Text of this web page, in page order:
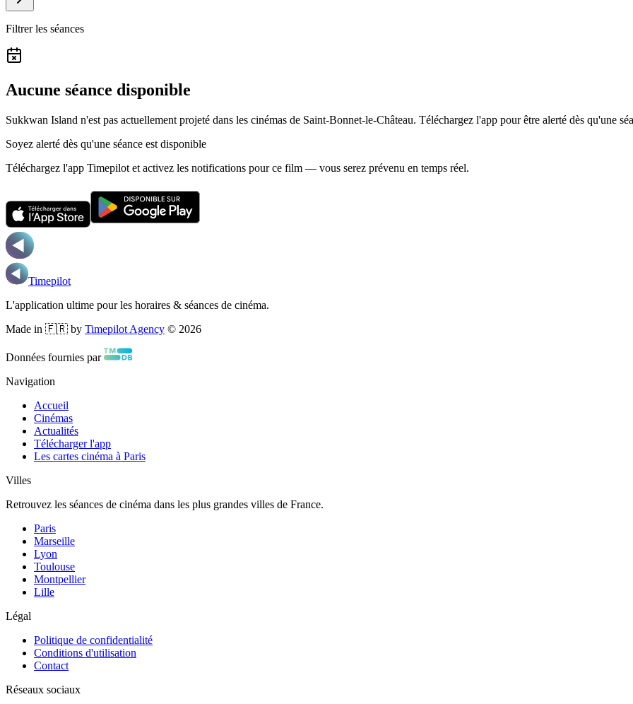
Filtrer les séances
Aucune séance disponible
Sukkwan Island n'est pas actuellement projeté dans les cinémas de Saint-Bonnet-le-Château. Téléchargez l'app pour être alerté dès qu'une
Soyez alerté dès qu'une séance est disponible
Téléchargez l'app Timepilot et activez les notifications pour ce film — vous serez prévenu en temps réel.
Timepilot
L'application ultime pour les horaires & séances de cinéma.
Made in 🇫🇷 by Timepilot Agency © 2026
Données fournies par
Navigation
Accueil
Cinémas
Actualités
Télécharger l'app
Les cartes cinéma à Paris
Villes
Retrouvez les séances de cinéma dans les plus grandes villes de France.
Paris
Marseille
Lyon
Toulouse
Montpellier
Lille
Légal
Politique de confidentialité
Conditions d'utilisation
Contact
Réseaux sociaux